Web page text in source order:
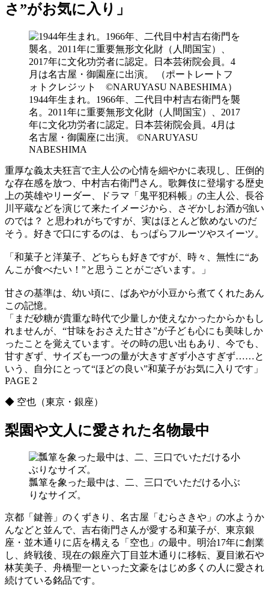
さ”がお気に入り」
1944年生まれ。1966年、二代目中村吉右衛門を襲
名。2011年に重要無形文化財（人間国宝）、2017
年に文化功労者に認定。日本芸術院会員。4月は
名古屋・御園座に出演。 ©NARUYASU
NABESHIMA
重厚な義太夫狂言で主人公の心情を細やかに表現し、圧倒的
な存在感を放つ、中村吉右衛門さん。歌舞伎に登場する歴史
上の英雄やリーダー、ドラマ「鬼平犯科帳」の主人公、長谷
川平蔵などを演じて来たイメージから、さぞかしお酒が強い
のでは？ と思われがちですが、実はほとんど飲めないのだ
そう。好きで口にするのは、もっぱらフルーツやスイーツ。
「和菓子と洋菓子、どちらも好きですが、時々、無性に“あ
んこが食べたい！”と思うことがございます。」
甘さの基準は、幼い頃に、ばあやが小豆から煮てくれたあん
この記憶。
「まだ砂糖が貴重な時代で少量しか使えなかったからかもし
れませんが、“甘味をおさえた甘さ”が子ども心にも美味しか
ったことを覚えています。その時の思い出もあり、今でも、
甘すぎず、サイズも一つの量が大きすぎず小さすぎず……と
いう、自分にとって“ほどの良い”和菓子がお気に入りです」
PAGE 2
◆ 空也（東京・銀座）
梨園や文人に愛された名物最中
瓢箪を象った最中は、二、三口でいただける小ぶ
りなサイズ。
京都「鍵善」のくずきり、名古屋「むらさきや」の水ようか
んなどと並んで、吉右衛門さんが愛する和菓子が、東京銀
座・並木通りに店を構える「空也」の最中。明治17年に創業
し、終戦後、現在の銀座六丁目並木通りに移転、夏目漱石や
林芙美子、舟橋聖一といった文豪をはじめ多くの人に愛され
続けている銘品です。